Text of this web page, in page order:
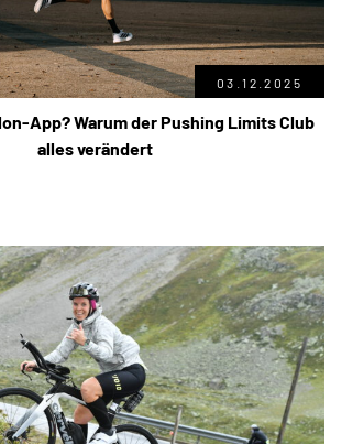
03.12.2025
App? Warum der Pushing Limits Club
alles verändert